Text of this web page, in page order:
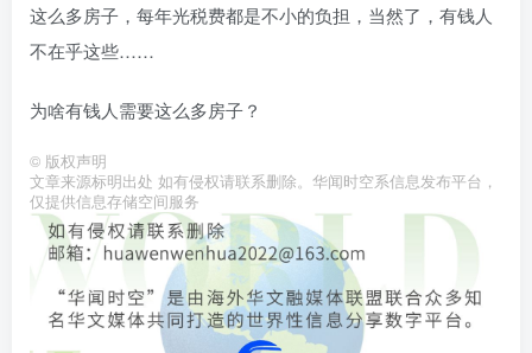
这么多房子，每年光税费都是不小的负担，当然了，有钱人
不在乎这些……
为啥有钱人需要这么多房子？
© 版权声明
文章来源标明出处 如有侵权请联系删除。华闻时空系信息发布平台，
仅提供信息存储空间服务